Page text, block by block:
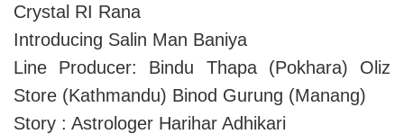
Crystal RI Rana
Introducing Salin Man Baniya
Line Producer: Bindu Thapa (Pokhara) Oliz
Store (Kathmandu) Binod Gurung (Manang)
Story : Astrologer Harihar Adhikari